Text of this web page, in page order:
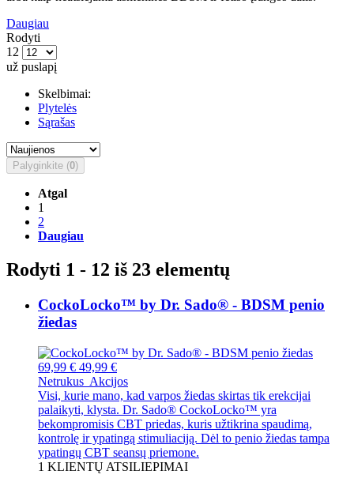
Daugiau
Rodyti
12
už puslapį
Skelbimai:
Plytelės
Sąrašas
Palyginkite (0)
Atgal
1
2
Daugiau
Rodyti 1 - 12 iš 23 elementų
CockoLocko™ by Dr. Sado® - BDSM penio
žiedas
69,99 € 49,99 €
Netrukus Akcijos
Visi, kurie mano, kad varpos žiedas skirtas tik erekcijai
palaikyti, klysta. Dr. Sado® CockoLocko™ yra
bekompromisis CBT priedas, kuris užtikrina spaudimą,
kontrolę ir ypatingą stimuliaciją. Dėl to penio žiedas tampa
ypatingų CBT seansų priemone.
1 KLIENTŲ ATSILIEPIMAI